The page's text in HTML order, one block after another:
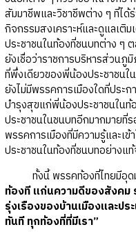
สัมมาชีพและวิชาชีพต่าง ๆ ที่ไ
กิจกรรมสงเคราะห์และดูแลเติ
ประชาชนในท้องที่ชนบทต่าง ๆ
ยังเชื่อว่าราชการบริหารส่วนภู
ที่พึ่งเดียวของพี่น้องประชาชน
ยังไม่มีพรรคการเมืองใดที่ปร
บำรุงสุขแก่พี่น้องประชาชนในท้
ประชาชนในชนบทอีกมากมายที่
พรรคการเมืองที่มีความรู้และเ
ประชาชนในท้องที่ชนบทอย่างแ
ทั้งนี้ พรรคท้องที่ไทยมีอุด
ท้องที แก่นความดีของสังคม
รุ่งเรืองของบ้านเมืองและปร
ทันที ทุกท้องที่ที่มีเรา”